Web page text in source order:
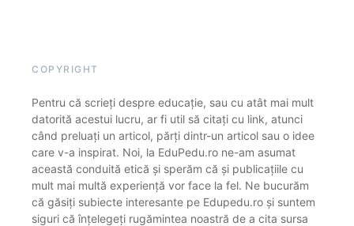
COPYRIGHT
Pentru că scrieți despre educație, sau cu atât mai mult
datorită acestui lucru, ar fi util să citați cu link, atunci
când preluați un articol, părți dintr-un articol sau o idee
care v-a inspirat. Noi, la EduPedu.ro ne-am asumat
această conduită etică și sperăm că și publicațiile cu
mult mai multă experiență vor face la fel. Ne bucurăm
că găsiți subiecte interesante pe Edupedu.ro și suntem
siguri că înțelegeți rugămintea noastră de a cita sursa